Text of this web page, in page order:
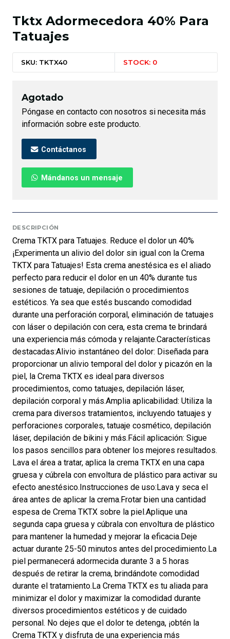
Tktx Adormecedora 40% Para
Tatuajes
SKU: TKTX40 STOCK: 0
Agotado
Póngase en contacto con nosotros si necesita más
información sobre este producto.
Contáctanos
Mándanos un mensaje
DESCRIPCIÓN
Crema TKTX para Tatuajes. Reduce el dolor un 40%
¡Experimenta un alivio del dolor sin igual con la Crema
TKTX para Tatuajes! Esta crema anestésica es el aliado
perfecto para reducir el dolor en un 40% durante tus
sesiones de tatuaje, depilación o procedimientos
estéticos. Ya sea que estés buscando comodidad
durante una perforación corporal, eliminación de tatuajes
con láser o depilación con cera, esta crema te brindará
una experiencia más cómoda y relajante.Características
destacadas:Alivio instantáneo del dolor: Diseñada para
proporcionar un alivio temporal del dolor y picazón en la
piel, la Crema TKTX es ideal para diversos
procedimientos, como tatuajes, depilación láser,
depilación corporal y más.Amplia aplicabilidad: Utiliza la
crema para diversos tratamientos, incluyendo tatuajes y
perforaciones corporales, tatuaje cosmético, depilación
láser, depilación de bikini y más.Fácil aplicación: Sigue
los pasos sencillos para obtener los mejores resultados.
Lava el área a tratar, aplica la crema TKTX en una capa
gruesa y cúbrela con envoltura de plástico para activar su
efecto anestésico.Instrucciones de uso:Lava y seca el
área antes de aplicar la crema.Frotar bien una cantidad
espesa de Crema TKTX sobre la piel.Aplique una
segunda capa gruesa y cúbrala con envoltura de plástico
para mantener la humedad y mejorar la eficacia.Deje
actuar durante 25-50 minutos antes del procedimiento.La
piel permanecerá adormecida durante 3 a 5 horas
después de retirar la crema, brindándote comodidad
durante el tratamiento.La Crema TKTX es tu aliada para
minimizar el dolor y maximizar la comodidad durante
diversos procedimientos estéticos y de cuidado
personal. No dejes que el dolor te detenga, ¡obtén la
Crema TKTX y disfruta de una experiencia más